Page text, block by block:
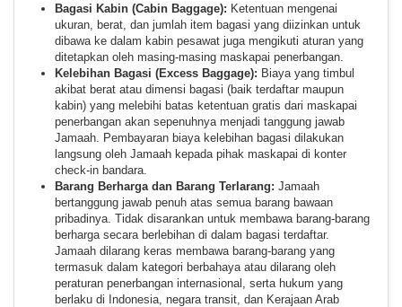
Bagasi Kabin (Cabin Baggage): Ketentuan mengenai
ukuran, berat, dan jumlah item bagasi yang diizinkan untuk
dibawa ke dalam kabin pesawat juga mengikuti aturan yang
ditetapkan oleh masing-masing maskapai penerbangan.
Kelebihan Bagasi (Excess Baggage): Biaya yang timbul
akibat berat atau dimensi bagasi (baik terdaftar maupun
kabin) yang melebihi batas ketentuan gratis dari maskapai
penerbangan akan sepenuhnya menjadi tanggung jawab
Jamaah. Pembayaran biaya kelebihan bagasi dilakukan
langsung oleh Jamaah kepada pihak maskapai di konter
check-in bandara.
Barang Berharga dan Barang Terlarang: Jamaah
bertanggung jawab penuh atas semua barang bawaan
pribadinya. Tidak disarankan untuk membawa barang-barang
berharga secara berlebihan di dalam bagasi terdaftar.
Jamaah dilarang keras membawa barang-barang yang
termasuk dalam kategori berbahaya atau dilarang oleh
peraturan penerbangan internasional, serta hukum yang
berlaku di Indonesia, negara transit, dan Kerajaan Arab